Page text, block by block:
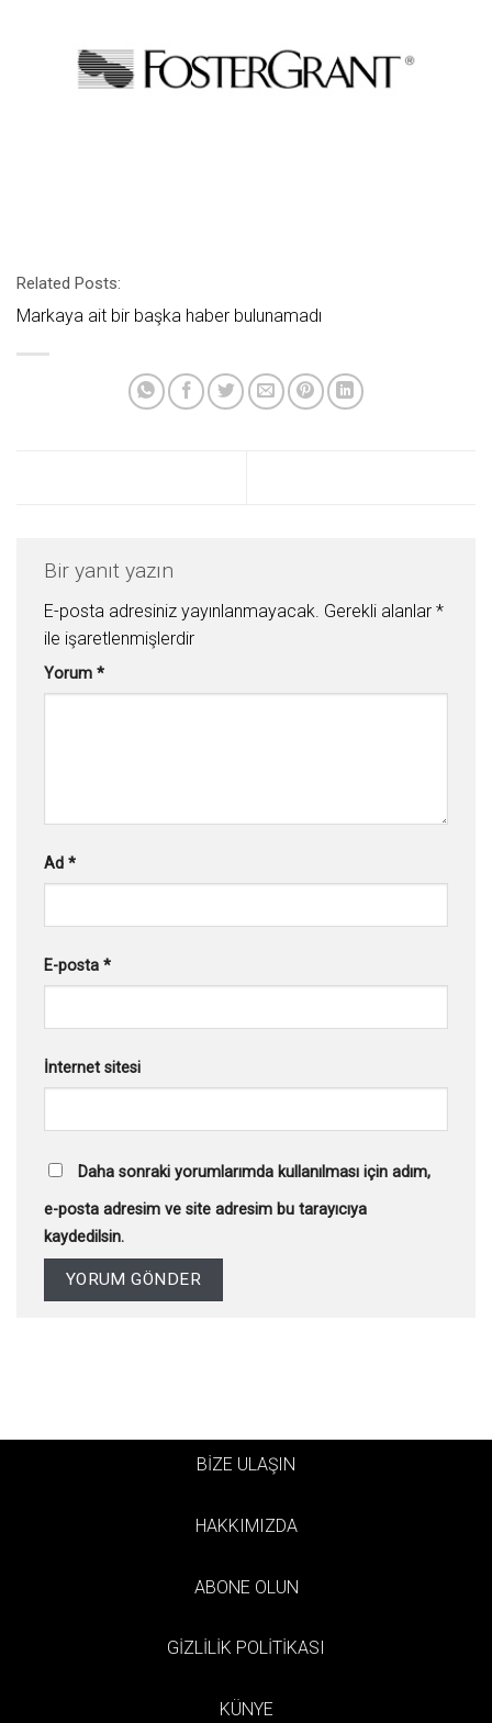
Related Posts:
Markaya ait bir başka haber bulunamadı
Bir yanıt yazın
E-posta adresiniz yayınlanmayacak. Gerekli alanlar *
ile işaretlenmişlerdir
Yorum *
Ad *
E-posta *
İnternet sitesi
Daha sonraki yorumlarımda kullanılması için adım,
e-posta adresim ve site adresim bu tarayıcıya
kaydedilsin.
BİZE ULAŞIN
HAKKIMIZDA
ABONE OLUN
GİZLİLİK POLİTİKASI
KÜNYE